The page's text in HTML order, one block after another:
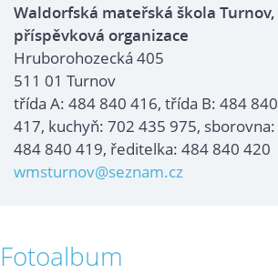
Waldorfská mateřská škola Turnov,
příspěvková organizace
Hruborohozecká 405
511 01 Turnov
třída A: 484 840 416, třída B: 484 840
417, kuchyň: 702 435 975, sborovna:
484 840 419, ředitelka: 484 840 420
wmsturnov@seznam.cz
Fotoalbum